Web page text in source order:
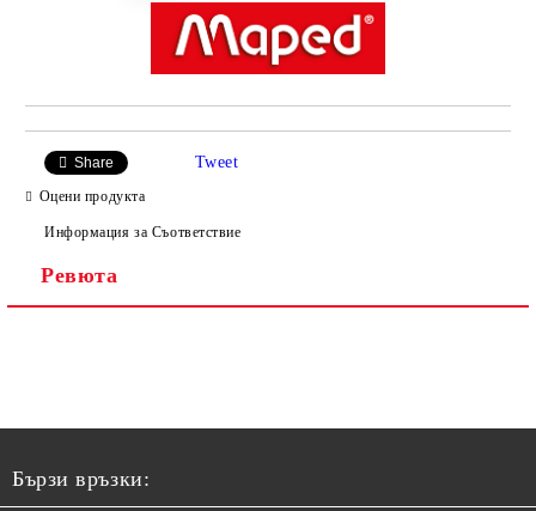
Share Tweet
Оцени продукта
Информация за Съответствие
Ревюта
Бързи връзки: